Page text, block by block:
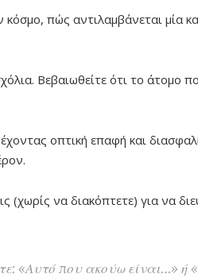
πώς αντιλαμβάνεται μία
Βεβαιωθείτε ότι το άτομο
οπτική επαφή και
(χωρίς να διακόπτετε) για να
«Αυτό που ακούω είναι…» ή